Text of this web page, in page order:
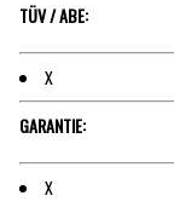
TÜV / ABE:
X
GARANTIE:
X